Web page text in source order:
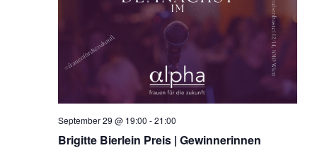
Brigitte Bierlein Preis | Gewinnerinnen
September 29 @ 19:00 -21:00